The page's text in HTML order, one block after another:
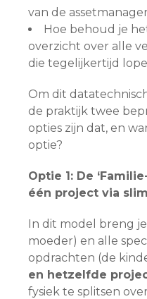
van de
Hoe behoud je
overzicht over alle
die tegelijkertijd
Om dit
de praktijk twee
opties zijn dat, en
optie?
Optie 1: De
één project via
In dit model breng je
moeder) en alle
opdrachten (de
en hetzelfde
fysiek te splitsen